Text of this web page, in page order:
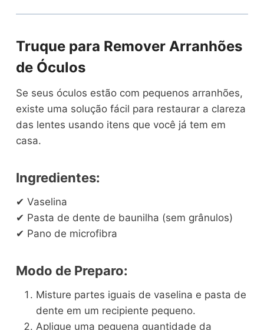
Truque para Remover Arranhões
de Óculos
Se seus óculos estão com pequenos arranhões,
existe uma solução fácil para restaurar a clareza
das lentes usando itens que você já tem em
casa.
Ingredientes:
✔ Vaselina
✔ Pasta de dente de baunilha (sem grânulos)
✔ Pano de microfibra
Modo de Preparo:
Misture partes iguais de vaselina e pasta de
dente em um recipiente pequeno.
Aplique uma pequena quantidade da